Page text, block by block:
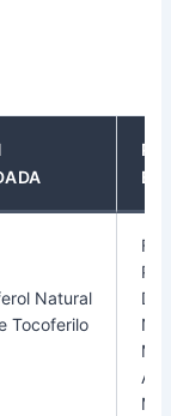
Natural
Tocoferilo
De
Mg.